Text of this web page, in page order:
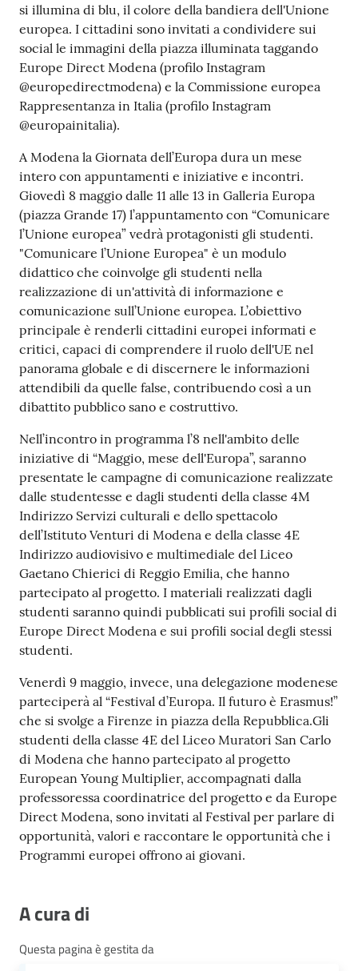
si illumina di blu, il colore della bandiera dell'Unione
europea. I cittadini sono invitati a condividere sui
social le immagini della piazza illuminata taggando
Europe Direct Modena (profilo Instagram
@europedirectmodena) e la Commissione europea
Rappresentanza in Italia (profilo Instagram
@europainitalia).
A Modena la Giornata dell’Europa dura un mese
intero con appuntamenti e iniziative e incontri.
Giovedì 8 maggio dalle 11 alle 13 in Galleria Europa
(piazza Grande 17) l’appuntamento con “Comunicare
l’Unione europea” vedrà protagonisti gli studenti.
"Comunicare l’Unione Europea" è un modulo
didattico che coinvolge gli studenti nella
realizzazione di un'attività di informazione e
comunicazione sull’Unione europea. L’obiettivo
principale è renderli cittadini europei informati e
critici, capaci di comprendere il ruolo dell'UE nel
panorama globale e di discernere le informazioni
attendibili da quelle false, contribuendo così a un
dibattito pubblico sano e costruttivo.
Nell’incontro in programma l’8 nell'ambito delle
iniziative di “Maggio, mese dell'Europa”, saranno
presentate le campagne di comunicazione realizzate
dalle studentesse e dagli studenti della classe 4M
Indirizzo Servizi culturali e dello spettacolo
dell’Istituto Venturi di Modena e della classe 4E
Indirizzo audiovisivo e multimediale del Liceo
Gaetano Chierici di Reggio Emilia, che hanno
partecipato al progetto. I materiali realizzati dagli
studenti saranno quindi pubblicati sui profili social di
Europe Direct Modena e sui profili social degli stessi
studenti.
Venerdì 9 maggio, invece, una delegazione modenese
parteciperà al “Festival d’Europa. Il futuro è Erasmus!”
che si svolge a Firenze in piazza della Repubblica.Gli
studenti della classe 4E del Liceo Muratori San Carlo
di Modena che hanno partecipato al progetto
European Young Multiplier, accompagnati dalla
professoressa coordinatrice del progetto e da Europe
Direct Modena, sono invitati al Festival per parlare di
opportunità, valori e raccontare le opportunità che i
Programmi europei offrono ai giovani.
A cura di
Questa pagina è gestita da